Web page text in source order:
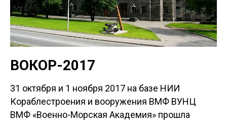
ВОКОР-2017
31 октября и 1 ноября 2017 на базе НИИ
Кораблестроения и вооружения ВМФ ВУНЦ
ВМФ «Военно-Морская Академия» прошла